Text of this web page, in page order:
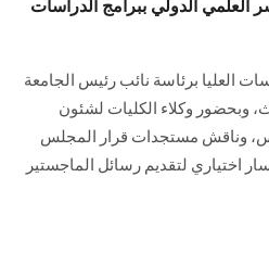
العلمي الدولي ببرامج الدراسات
العليا برئاسة نائب رئيس الجامعة
وبحضور وكلاء الكليات لشئون
وناقش مستجدات قرار المجلس
اختياري لتقديم رسائل الماجستير